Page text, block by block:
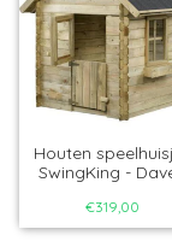
Houten
SwingKing -
€319,00